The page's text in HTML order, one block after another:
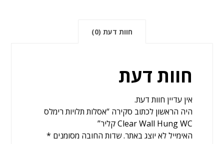
חוות דעת (0)
חוות דעת
אין עדיין חוות דעת.
היה הראשון לכתוב סקירה “אסלות תלויות רימלס
Clear Wall Hung WC קליר”
האימייל לא יוצג באתר. שדות החובה מסומנים *